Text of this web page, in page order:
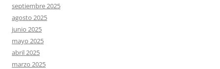
septiembre 2025
agosto 2025
junio 2025
mayo 2025
abril 2025
marzo 2025